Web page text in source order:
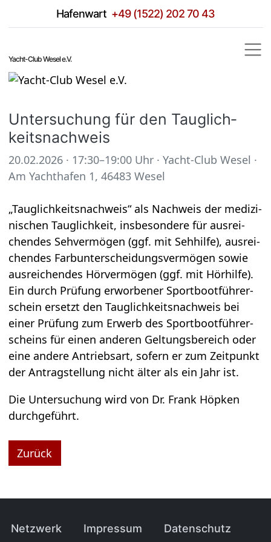
Hafen­wart +49 (1522) 202 70 43
Yacht-Club Wesel e.V.
Unter­su­chung für den Taug­lich­
keits­nach­weis
20.02.2026 · 17:30–19:00 Uhr · Yacht-Club Wesel ·
Am Yacht­ha­fen 1, 46483 Wesel
„Taug­lich­keits­nach­weis“ als Nach­weis der medi­zi­
ni­schen Taug­lich­keit, ins­be­son­dere für aus­rei­
chen­des Seh­ver­mö­gen (ggf. mit Seh­hilfe), aus­rei­
chen­des Farb­un­ter­schei­dungs­ver­mö­gen sowie
aus­rei­chen­des Hör­ver­mö­gen (ggf. mit Hör­hilfe).
Ein durch Prü­fung erwor­be­ner Sport­boot­füh­rer­
schein ersetzt den Taug­lich­keits­nach­weis bei
einer Prü­fung zum Erwerb des Sport­boot­füh­rer­
scheins für einen ande­ren Gel­tungs­be­reich oder
eine andere Antriebs­art, sofern er zum Zeit­punkt
der Antrag­stel­lung nicht älter als ein Jahr ist.
Die Unter­su­chung wird von Dr. Frank Höp­ken
durch­ge­führt.
Zurück
Navi­ga­tion über­sprin­gen
Netz­werk Impres­sum Daten­schutz